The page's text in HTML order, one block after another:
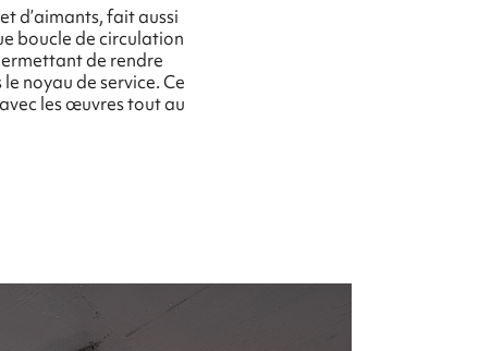
d’aimants, fait aussi
boucle de circulation
de rendre
noyau de service. Ce
les œuvres tout au